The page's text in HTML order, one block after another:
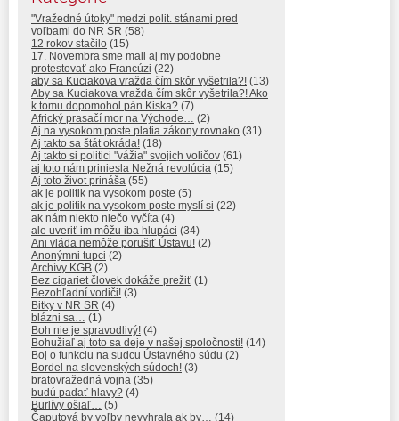
"Vražedné útoky" medzi polit. stánami pred
voľbami do NR SR (58)
12 rokov stačilo (15)
17. Novembra sme mali aj my podobne
protestovať ako Francúzi (22)
aby sa Kuciakova vražda čím skôr vyšetrila?! (13)
Aby sa Kuciakova vražda čím skôr vyšetrila?! Ako
k tomu dopomohol pán Kiska? (7)
Africký prasačí mor na Východe…
(2)
Aj na vysokom poste platia zákony rovnako (31)
Aj takto sa štát okráda! (18)
Aj takto si politici "vážia" svojich voličov (61)
aj toto nám priniesla Nežná revolúcia (15)
Aj toto život prináša (55)
ak je politik na vysokom poste (5)
ak je politik na vysokom poste myslí si (22)
ak nám niekto niečo vyčíta (4)
ale uveriť im môžu iba hlupáci (34)
Ani vláda nemôže porušiť Ústavu! (2)
Anonýmni tupci (2)
Archívy KGB (2)
Bez cigariet človek dokáže prežiť (1)
Bezohľadní vodiči! (3)
Bitky v NR SR (4)
blázni sa…
(1)
Boh nie je spravodlivý! (4)
Bohužiaľ aj toto sa deje v našej spoločnosti! (14)
Boj o funkciu na sudcu Ústavného súdu (2)
Bordel na slovenských súdoch! (3)
bratovražedná vojna (35)
budú padať hlavy? (4)
Burlívy ošiaľ…
(5)
Čaputová by voľby nevyhrala ak by…
(14)